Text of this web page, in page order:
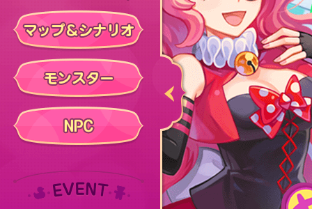
マップ＆シナリオ
モンスター
イベント